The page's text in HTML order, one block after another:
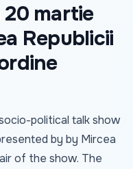
20 martie
Republicii
political talk show
by by Mircea
of the show. The